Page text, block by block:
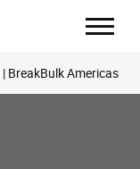
BreakBulk Americas